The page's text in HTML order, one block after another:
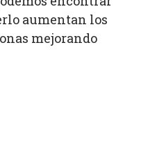
aumentan los
mejorando